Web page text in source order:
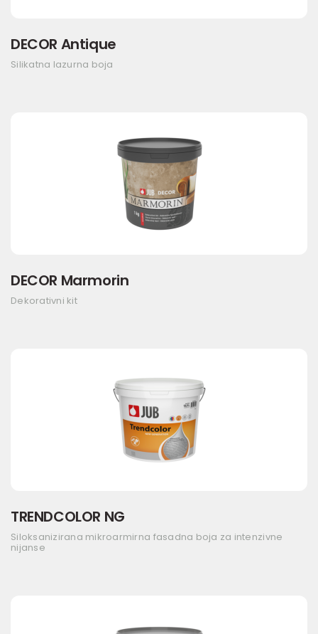
DECOR Antique
Silikatna lazurna boja
DECOR Marmorin
Dekorativni kit
TRENDCOLOR NG
Siloksanizirana mikroarmirna fasadna boja za intenzivne
nijanse